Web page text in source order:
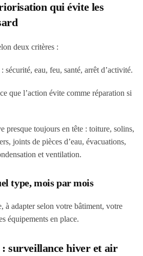
qui évite les
deux critères :
sécurité, eau, feu, santé, arrêt d’activité.
que l’action évite comme réparation si
presque toujours en tête : toiture, solins,
joints de pièces d’eau, évacuations,
et ventilation.
type, mois par mois
à adapter selon votre bâtiment, votre
équipements en place.
surveillance hiver et air